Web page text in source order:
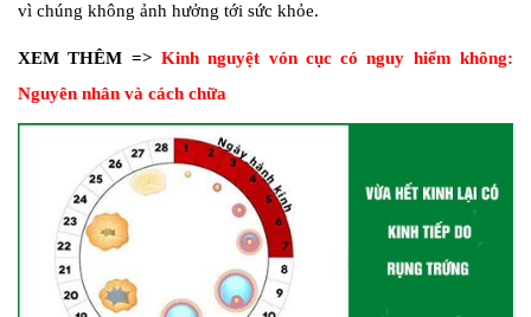
vì chúng không ảnh hưởng tới sức khỏe.
XEM THÊM => Kinh nguyệt vón cục có nguy hiểm không:
Nguyên nhân và cách chữa